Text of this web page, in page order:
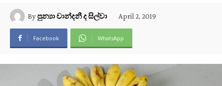
Byපුන්‍යා චාන්දනී ද සිල්වා April 2, 2019
Facebook WhatsApp